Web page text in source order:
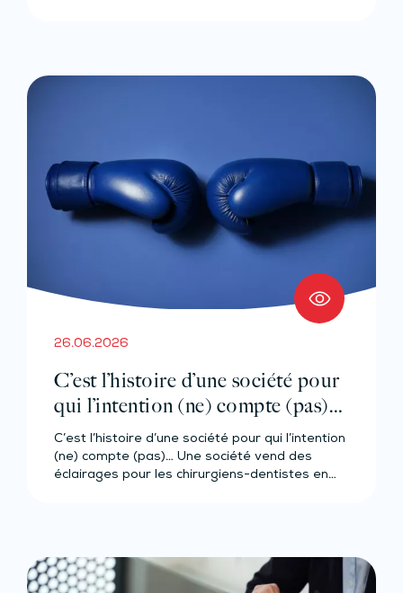
26.06.2026
C’est l’histoire d’une société pour
qui l’intention (ne) compte (pas)…
C’est l’histoire d’une société pour qui l’intention
(ne) compte (pas)… Une société vend des
éclairages pour les chirurgiens-dentistes en…